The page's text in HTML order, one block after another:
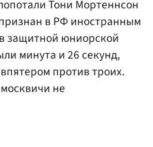
Тони Мортеннсон
в РФ иностранным
защитной юниорской
минута и 26 секунд,
против троих.
не